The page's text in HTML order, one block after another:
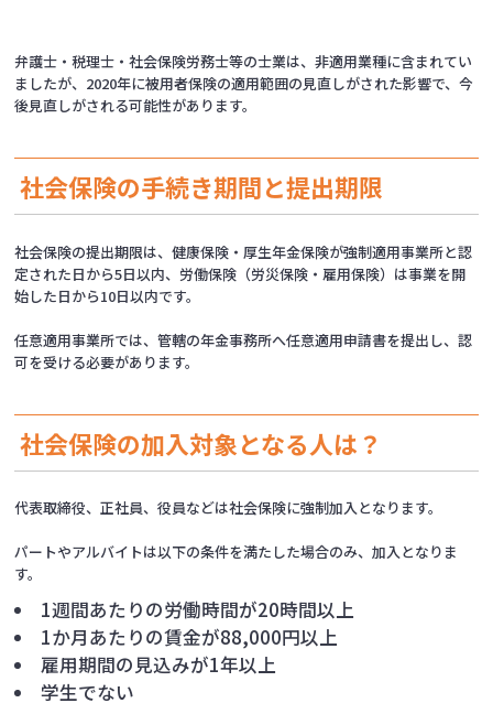
弁護士・税理士・社会保険労務士等の士業は、非適用業種に含まれてい
ましたが、2020年に被用者保険の適用範囲の見直しがされた影響で、今
後見直しがされる可能性があります。
社会保険の手続き期間と提出期限
社会保険の提出期限は、健康保険・厚生年金保険が強制適用事業所と認
定された日から5日以内、労働保険（労災保険・雇用保険）は事業を開
始した日から10日以内です。
任意適用事業所では、管轄の年金事務所へ任意適用申請書を提出し、認
可を受ける必要があります。
社会保険の加入対象となる人は？
代表取締役、正社員、役員などは社会保険に強制加入となります。
パートやアルバイトは以下の条件を満たした場合のみ、加入となりま
す。
1週間あたりの労働時間が20時間以上
1か月あたりの賃金が88,000円以上
雇用期間の見込みが1年以上
学生でない